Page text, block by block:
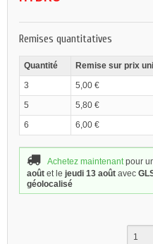
Remises quantitatives
Quantité Remise sur prix
3
5,00 €
5
5,80 €
6
6,00 €
Achetez maintenantpour
août et le jeudi 13 août avec
géolocalisé